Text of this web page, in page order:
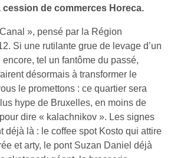
de commerces Horeca.
», pensé par la Région
Si une rutilante grue de levage d’un
tel un fantôme du passé,
désormais à transformer le
le promettons : ce quartier sera
hype de Bruxelles, en moins de
dire « kalachnikov ». Les signes
déjà là : le coffee spot Kosto qui attire
et arty, le pont Suzan Daniel déjà